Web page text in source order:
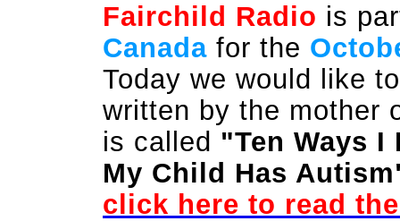
Fairchild Radio is
Canada for the
Today we would like
written by the mother
is called "Ten Ways I
My Child Has
click here to read